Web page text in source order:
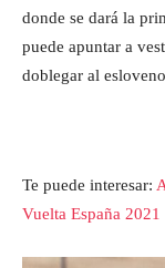
donde se dará la
puede apuntar a
doblegar al
Te puede interesar:
Vuelta España 2021